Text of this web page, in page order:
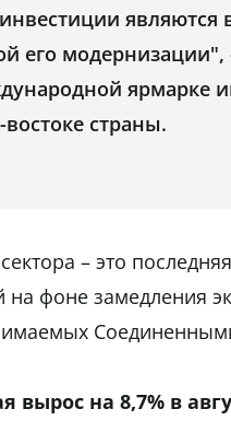
являются
его модернизации",
ярмарке
страны.
– это
на фоне замедления
вырос на 8,7% в